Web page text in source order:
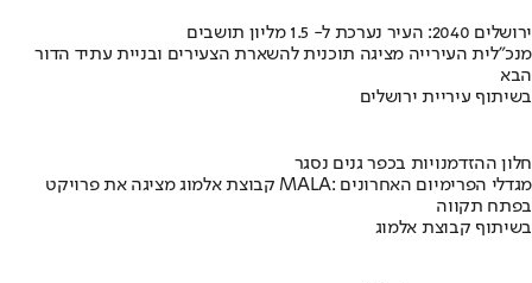
ירושלים 2040: העיר נערכת ל- 1.5 מליון תושבים
מנכ"לית העירייה מציגה תוכנית להשארת הצעירים ובניית עתיד הדור
הבא
בשיתוף עיריית ירושלים
חלון ההזדמנויות בכפר גנים נסגר
קבוצת אלמוג מציגה את פרויקט MALA: מגדלי הפרימיום האחרונים
בפתח תקווה
בשיתוף קבוצת אלמוג